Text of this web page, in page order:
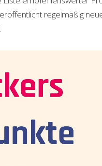
regelmäßig